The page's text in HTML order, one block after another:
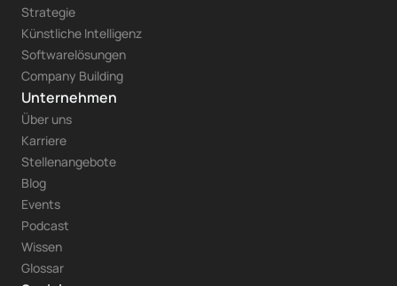
Strategie
Künstliche Intelligenz
Softwarelösungen
Company Building
Unternehmen
Über uns
Karriere
Stellenangebote
Blog
Events
Podcast
Wissen
Glossar